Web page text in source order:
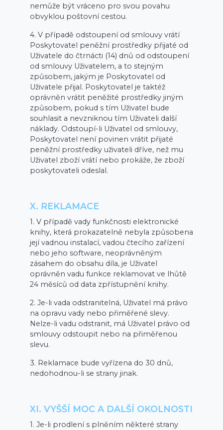
nemůže být vráceno pro svou povahu
obvyklou poštovní cestou.
4. V případě odstoupení od smlouvy vrátí
Poskytovatel peněžní prostředky přijaté od
Uživatele do čtrnácti (14) dnů od odstoupení
od smlouvy Uživatelem, a to stejným
způsobem, jakým je Poskytovatel od
Uživatele přijal. Poskytovatel je taktéž
oprávněn vrátit peněžité prostředky jiným
způsobem, pokud s tím Uživatel bude
souhlasit a nevzniknou tím Uživateli další
náklady. Odstoupí-li Uživatel od smlouvy,
Poskytovatel není povinen vrátit přijaté
peněžní prostředky uživateli dříve, než mu
Uživatel zboží vrátí nebo prokáže, že zboží
poskytovateli odeslal.
X. REKLAMACE
1. V případě vady funkčnosti elektronické
knihy, která prokazatelně nebyla způsobena
její vadnou instalací, vadou čtecího zařízení
nebo jeho software, neoprávněným
zásahem do obsahu díla, je Uživatel
oprávněn vadu funkce reklamovat ve lhůtě
24 měsíců od data zpřístupnění knihy.
2. Je-li vada odstranitelná, Uživatel má právo
na opravu vady nebo přiměřené slevy.
Nelze-li vadu odstranit, má Uživatel právo od
smlouvy odstoupit nebo na přiměřenou
slevu.
3. Reklamace bude vyřízena do 30 dnů,
nedohodnou-li se strany jinak.
XI. VYŠŠÍ MOC A DALŠÍ OKOLNOSTI
1. Je-li prodlení s plněním některé strany